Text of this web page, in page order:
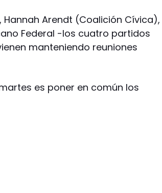
Hannah Arendt (Coalición Cívica),
Federal -los cuatro partidos
manteniendo reuniones
es poner en común los